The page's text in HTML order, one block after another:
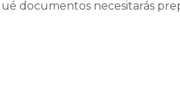
documentos necesitarás